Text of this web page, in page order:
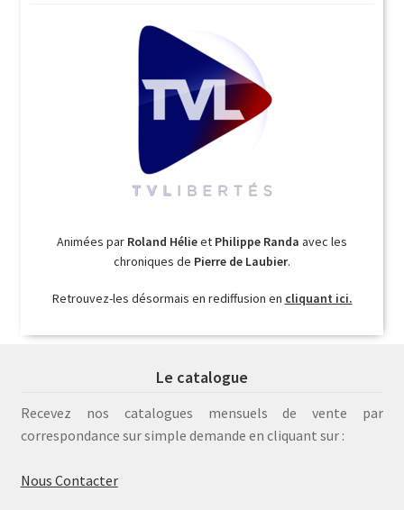
Animées par Roland Hélieet Philippe Randa avec les
chroniques de Pierre de Laubier.
Retrouvez-les désormais en rediffusion en cliquant ici.
Le catalogue
Recevez nos catalogues mensuels de vente par
correspondance sur simple demande en cliquant sur :
Nous Contacter